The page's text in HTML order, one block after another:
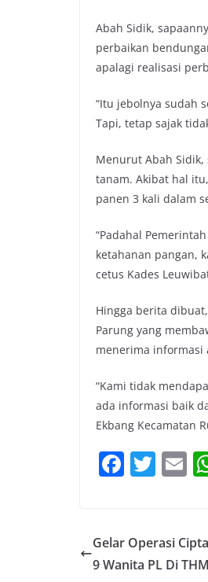
Abah Sidik,
perbaikan
apalagi realisasi
“Itu jebolnya sudah
Tapi, tetap sajak
Menurut Abah
tanam. Akibat hal
panen 3 kali dalam
“Padahal
ketahanan pangan,
cetus Kades
Hingga berita
Parung yang
menerima
“Kami tidak
ada informasi baik
Ekbang Kecamatan
F
e
b
T
er
E
l
Gelar Operasi
9 Wanita PL Di